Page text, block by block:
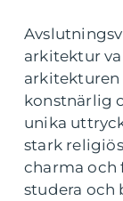
arkitektur
arkitekturen
konstnärlig
unika
stark
charma och
studera och